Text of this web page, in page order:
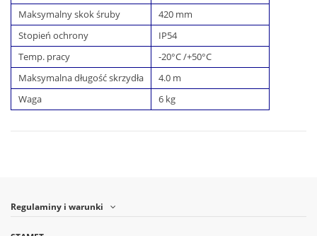
Maksymalny skok śruby
420 mm
Stopień ochrony
IP54
Temp. pracy
-20°C /+50°C
Maksymalna długość skrzydła
4.0 m
Waga
6 kg
Regulaminy i warunki